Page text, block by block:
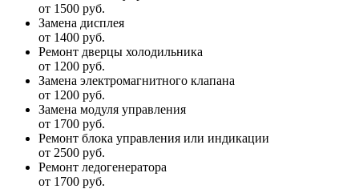
от 1500 руб.
Замена дисплея
от 1400 руб.
Ремонт дверцы холодильника
от 1200 руб.
Замена электромагнитного клапана
от 1200 руб.
Замена модуля управления
от 1700 руб.
Ремонт блока управления или индикации
от 2500 руб.
Ремонт ледогенератора
от 1700 руб.